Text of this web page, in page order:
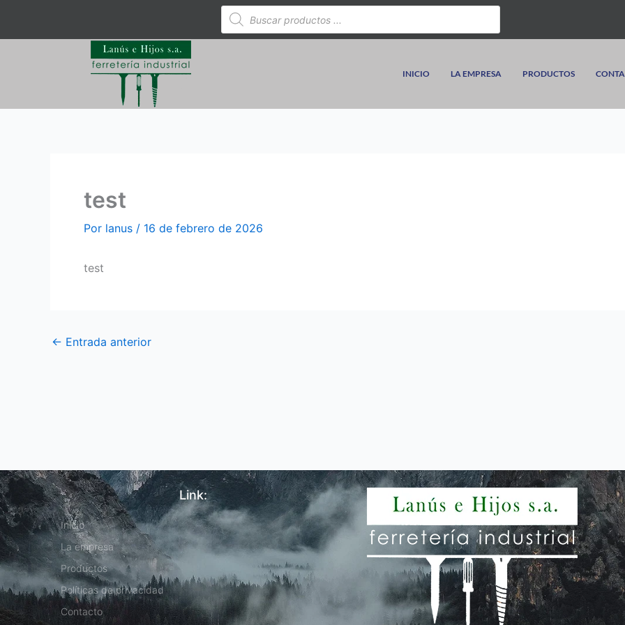
Búsqueda
de
productos
INICIO LA EMPRESA PRODUCTOS
test
Por lanus / 16 de febrero de 2026
test
← Entrada anterior
Link:
Inicio
La empresa
Productos
Políticas de privacidad
Contacto